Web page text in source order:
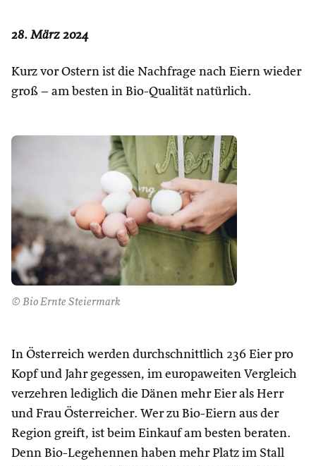
28. März 2024
Kurz vor Ostern ist die Nachfrage nach Eiern wieder
groß – am besten in Bio-Qualität natürlich.
© Bio Ernte Steiermark
In Österreich werden durchschnittlich 236 Eier pro
Kopf und Jahr gegessen, im europaweiten Vergleich
verzehren lediglich die Dänen mehr Eier als Herr
und Frau Österreicher. Wer zu Bio-Eiern aus der
Region greift, ist beim Einkauf am besten beraten.
Denn Bio-Legehennen haben mehr Platz im Stall